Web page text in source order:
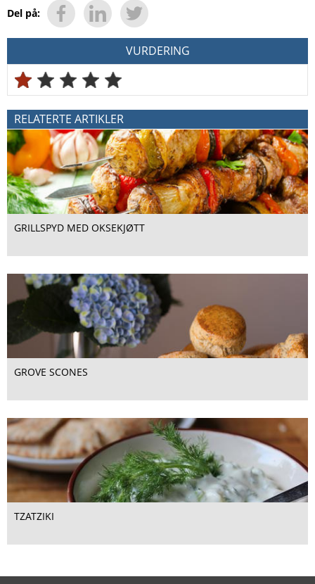
Del på:
VURDERING
RELATERTE ARTIKLER
GRILLSPYD MED OKSEKJØTT
GROVE SCONES
TZATZIKI